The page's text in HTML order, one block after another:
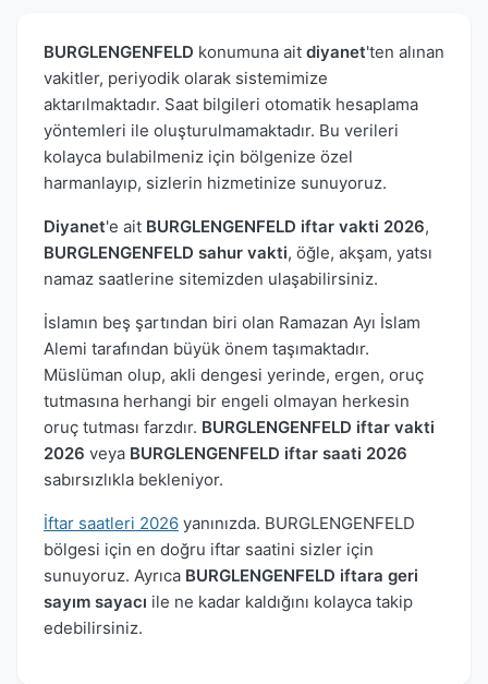
BURGLENGENFELD konumuna ait diyanet'ten alınan
vakitler, periyodik olarak sistemimize
aktarılmaktadır. Saat bilgileri otomatik hesaplama
yöntemleri ile oluşturulmamaktadır. Bu verileri
kolayca bulabilmeniz için bölgenize özel
harmanlayıp, sizlerin hizmetinize sunuyoruz.
Diyanet'e ait BURGLENGENFELD iftar vakti 2026,
BURGLENGENFELD sahur vakti, öğle, akşam, yatsı
namaz saatlerine sitemizden ulaşabilirsiniz.
İslamın beş şartından biri olan Ramazan Ayı İslam
Alemi tarafından büyük önem taşımaktadır.
Müslüman olup, akli dengesi yerinde, ergen, oruç
tutmasına herhangi bir engeli olmayan herkesin
oruç tutması farzdır. BURGLENGENFELD iftar vakti
2026 veya BURGLENGENFELD iftar saati 2026
sabırsızlıkla bekleniyor.
İftar saatleri 2026 yanınızda. BURGLENGENFELD
bölgesi için en doğru iftar saatini sizler için
sunuyoruz. Ayrıca BURGLENGENFELD iftara geri
sayım sayacı ile ne kadar kaldığını kolayca takip
edebilirsiniz.